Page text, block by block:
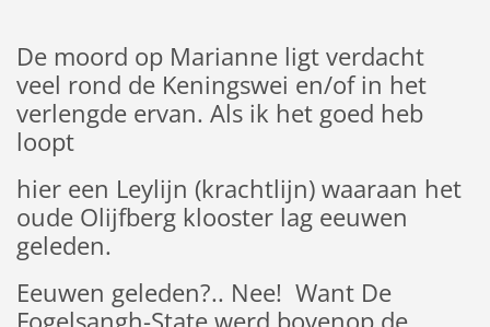
De moord op Marianne ligt verdacht
veel rond de Keningswei en/of in het
verlengde ervan. Als ik het goed heb
loopt
hier een Leylijn (krachtlijn) waaraan het
oude Olijfberg klooster lag eeuwen
geleden.
Eeuwen geleden?.. Nee! Want De